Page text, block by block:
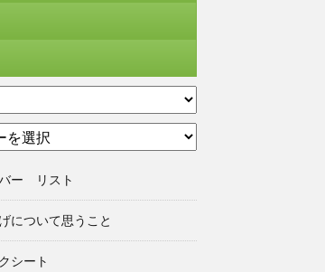
ー リスト
について思うこと
シート